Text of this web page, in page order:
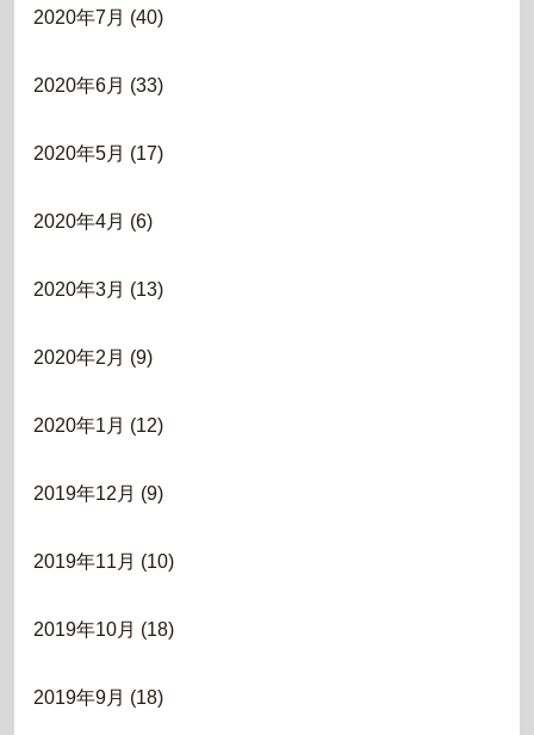
2020年7月 (40)
2020年6月 (33)
2020年5月 (17)
2020年4月 (6)
2020年3月 (13)
2020年2月 (9)
2020年1月 (12)
2019年12月 (9)
2019年11月 (10)
2019年10月 (18)
2019年9月 (18)